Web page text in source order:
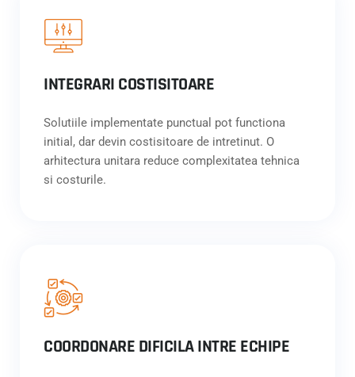
INTEGRARI COSTISITOARE
Solutiile implementate punctual pot functiona
initial, dar devin costisitoare de intretinut. O
arhitectura unitara reduce complexitatea tehnica
si costurile.
COORDONARE DIFICILA INTRE ECHIPE